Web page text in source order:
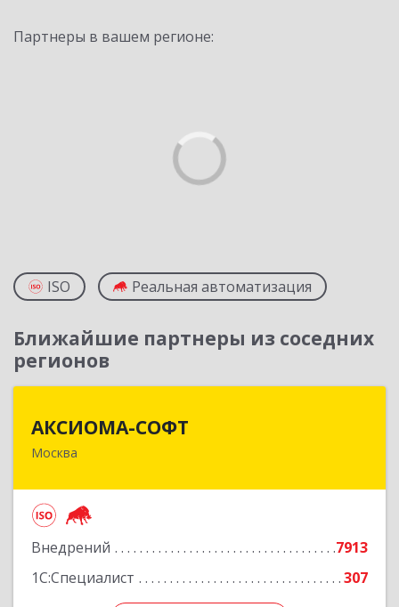
Партнеры в вашем регионе:
ISO Реальная автоматизация
Ближайшие партнеры из соседних
регионов
АКСИОМА-СОФТ
Москва
Внедрений
7913
1С:Специалист
307
105066, Москва г, вн.тер.г. муниципальный
Подробнее